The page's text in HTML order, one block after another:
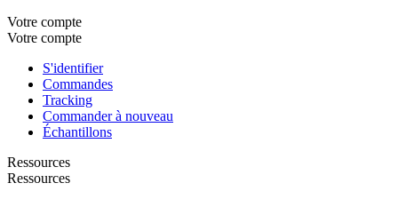
Votre compte
Votre compte
S'identifier
Commandes
Tracking
Commander à nouveau
Échantillons
Ressources
Ressources